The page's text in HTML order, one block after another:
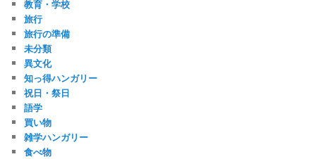
教育・学校
旅行
旅行の準備
未分類
異文化
知っ得ハンガリー
祝日・祭日
語学
買い物
雑学ハンガリー
食べ物